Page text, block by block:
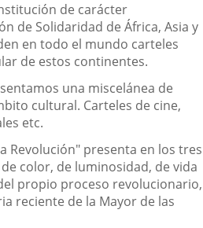
de carácter
de Solidaridad de África, Asia y
en todo el mundo carteles
de estos continentes.
una miscelánea de
cultural. Carteles de cine,
etc.
Revolución" presenta en los tres
color, de luminosidad, de vida
propio proceso revolucionario,
reciente de la Mayor de las